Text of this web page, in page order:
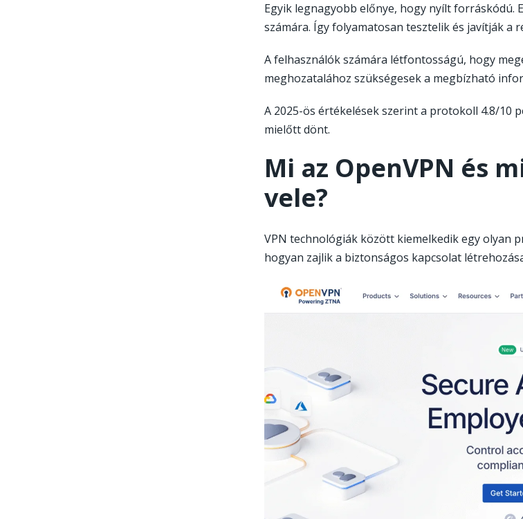
Egyik legnagyobb előnye, hogy nyílt forráskódú.
számára. Így folyamatosan tesztelik és javítják a
A felhasználók számára létfontosságú, hogy
meghozatalához szükségesek a megbízható
A 2025-ös értékelések szerint a protokoll 4.8/
mielőtt dönt.
Mi az OpenVPN és
vele?
VPN technológiák között kiemelkedik egy olyan
hogyan zajlik a biztonságos kapcsolat